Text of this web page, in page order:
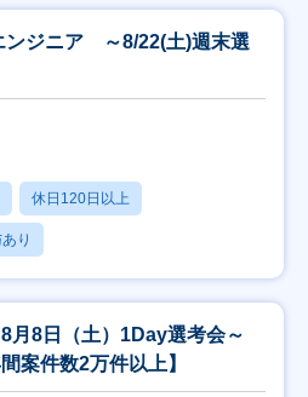
ンジニア ～8/22(土)週末選
休日120日以上
り
月8日（土）1Day選考会～
案件数2万件以上】